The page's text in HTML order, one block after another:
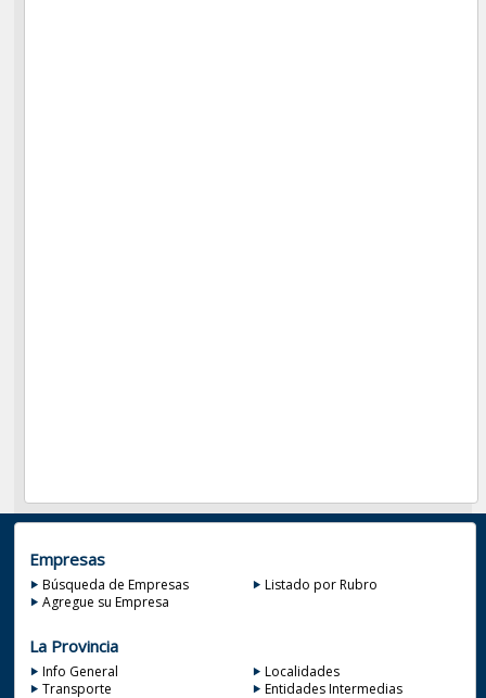
Empresas
Búsqueda de Empresas
Listado por Rubro
Agregue su Empresa
La Provincia
Info General
Localidades
Transporte
Entidades Intermedias